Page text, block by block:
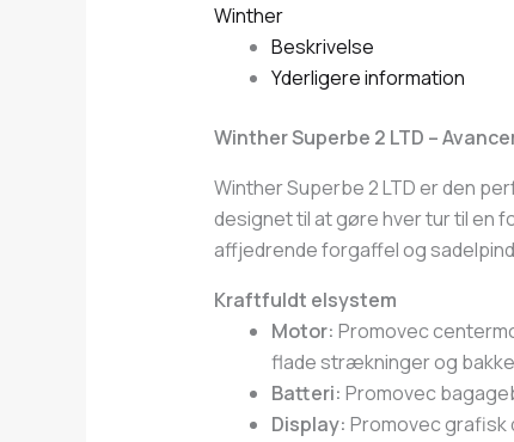
Winther
Beskrivelse
Yderligere information
Winther Superbe 2 LTD –
Winther Superbe 2 LTD er den
designet til at gøre hver tur til en
affjedrende forgaffel og
Kraftfuldt elsystem
Motor: Promovec
flade strækninger og
Batteri: Promovec
Display: Promovec grafisk